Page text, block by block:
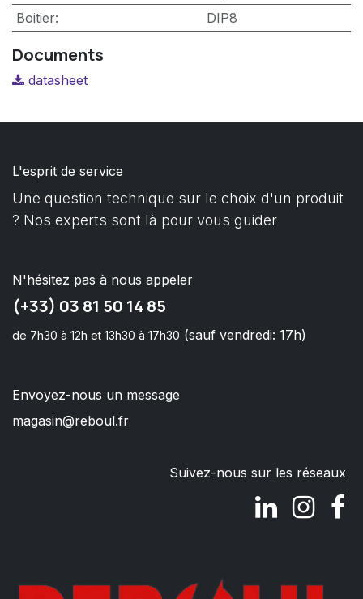
Boitier: DIP8
Documents
datasheet
L'esprit de service
Une question technique sur le choix d'un produit
? Nos experts sont là pour vous guider
N'hésitez pas à nous appeler
(+33) 03 81 50 14 85
de 7h30 à 12h et 13h30 à 17h30 (sauf vendredi: 17h)
Envoyez-nous un message
magasin@reboul.fr
Suivez-nous sur les réseaux